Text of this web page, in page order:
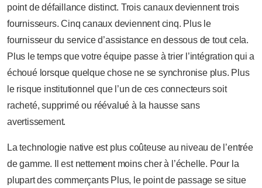
point de défaillance distinct. Trois canaux deviennent trois
fournisseurs. Cinq canaux deviennent cinq. Plus le
fournisseur du service d’assistance en dessous de tout cela.
Plus le temps que votre équipe passe à trier l’intégration qui a
échoué lorsque quelque chose ne se synchronise plus. Plus
le risque institutionnel que l’un de ces connecteurs soit
racheté, supprimé ou réévalué à la hausse sans
avertissement.
La technologie native est plus coûteuse au niveau de l’entrée
de gamme. Il est nettement moins cher à l’échelle. Pour la
plupart des commerçants Plus, le point de passage se situe